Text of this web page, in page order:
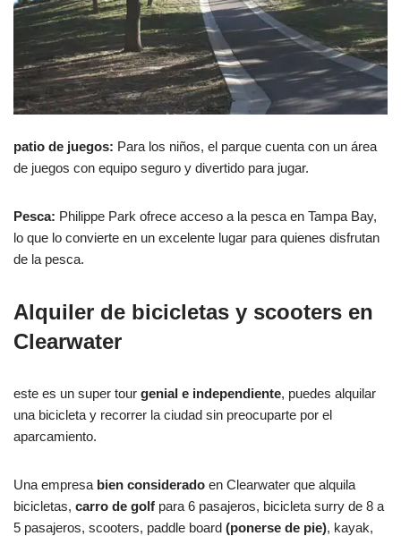
patio de juegos: Para los niños, el parque cuenta con un área
de juegos con equipo seguro y divertido para jugar.
Pesca: Philippe Park ofrece acceso a la pesca en Tampa Bay,
lo que lo convierte en un excelente lugar para quienes disfrutan
de la pesca.
Alquiler de bicicletas y scooters en
Clearwater
este es un super tour genial e independiente, puedes alquilar
una bicicleta y recorrer la ciudad sin preocuparte por el
aparcamiento.
Una empresa bien considerado en Clearwater que alquila
bicicletas, carro de golf para 6 pasajeros, bicicleta surry de 8 a
5 pasajeros, scooters, paddle board (ponerse de pie), kayak,